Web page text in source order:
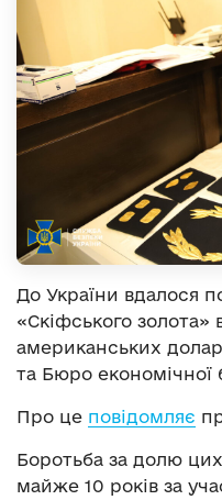
До України вдалося
«Скіфського золота»
американських
та Бюро економічної
Про це повідомляє
Боротьба за долю
майже 10 років за